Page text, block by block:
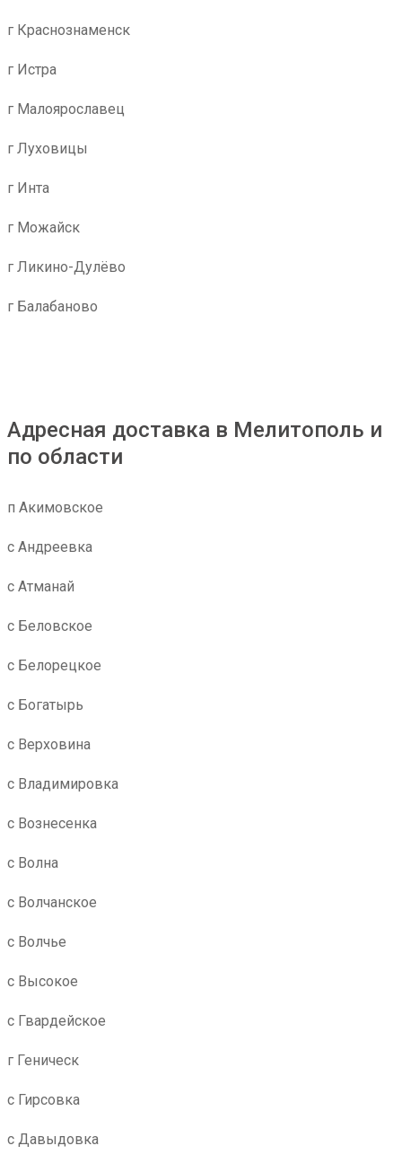
г Краснознаменск
г Истра
г Малоярославец
г Луховицы
г Инта
г Можайск
г Ликино-Дулёво
г Балабаново
Адресная доставка в Мелитополь и
по области
п Акимовское
с Андреевка
с Атманай
с Беловское
с Белорецкое
с Богатырь
с Верховина
с Владимировка
с Вознесенка
с Волна
с Волчанское
с Волчье
с Высокое
с Гвардейское
г Геническ
с Гирсовка
с Давыдовка